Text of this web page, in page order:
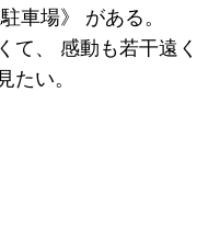
車場》 がある。
て、 感動も若干遠く
たい。